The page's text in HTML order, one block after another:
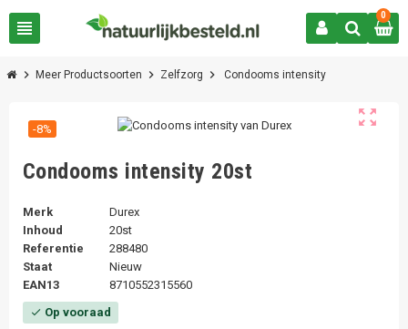
view_headline
0
chevron_right Meer Productsoorten chevron_right Zelfzorg chevron_right Condooms intensity
zoom_out_map
-8%
Condooms intensity 20st
Merk
Durex
Inhoud
20st
Referentie
288480
Staat
Nieuw
EAN13
8710552315560
check Op vooraad